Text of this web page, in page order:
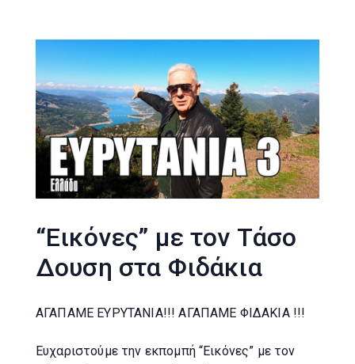
“Εικόνες” με τον Τάσο
Δουση στα Φιδάκια
ΑΓΑΠΑΜΕ ΕΥΡΥΤΑΝΙΑ!!! ΑΓΑΠΑΜΕ ΦΙΔΑΚΙΑ !!!
Ευχαριστούμε την εκπομπή “Εικόνες” με τον